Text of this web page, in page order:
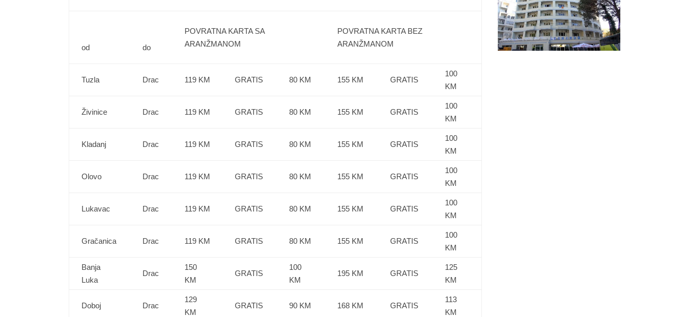
od do
POVRATNA KARTA SA
ARANŽMANOM
POVRATNA KARTA BEZ
ARANŽMANOM
Tuzla Drac 119 KM GRATIS 80 KM 155 KM GRATIS
100
KM
Živinice Drac 119 KM GRATIS 80 KM 155 KM GRATIS
100
KM
Kladanj Drac 119 KM GRATIS 80 KM 155 KM GRATIS
100
KM
Olovo Drac 119 KM GRATIS 80 KM 155 KM GRATIS
100
KM
Lukavac Drac 119 KM GRATIS 80 KM 155 KM GRATIS
100
KM
Gračanica Drac 119 KM GRATIS 80 KM 155 KM GRATIS
100
KM
Banja
Luka
Drac
150
KM
GRATIS
100
KM
195 KM GRATIS
125
KM
Doboj Drac
129
KM
GRATIS 90 KM 168 KM GRATIS
113
KM